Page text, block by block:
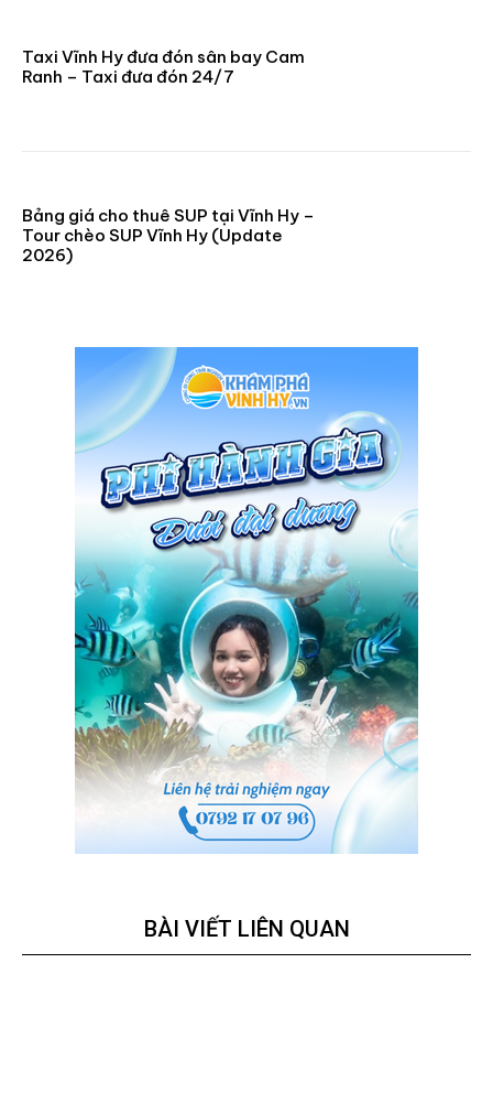
Taxi Vĩnh Hy đưa đón sân bay Cam
Ranh – Taxi đưa đón 24/7
Bảng giá cho thuê SUP tại Vĩnh Hy –
Tour chèo SUP Vĩnh Hy (Update
2026)
BÀI VIẾT LIÊN QUAN